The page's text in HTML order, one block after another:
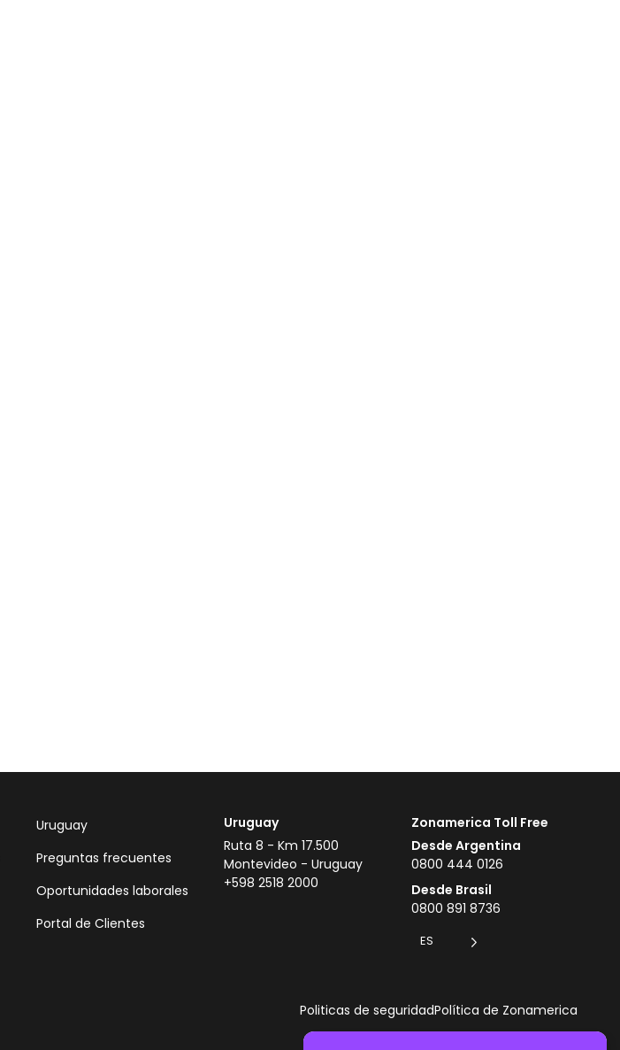
Uruguay
Preguntas frecuentes
Oportunidades laborales
Portal de Clientes
Uruguay
Ruta 8 - Km 17.500
Montevideo - Uruguay
+598 2518 2000
Zonamerica Toll Free
Desde Argentina
0800 444 0126
Desde Brasil
0800 891 8736
ES
Politicas de seguridadPolítica de Zonamerica